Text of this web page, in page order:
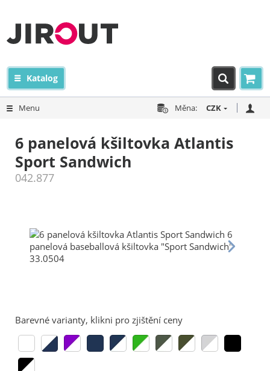
Katalog
Menu Měna: CZK
6 panelová kšiltovka Atlantis
Sport Sandwich
042.877
Barevné varianty, klikni pro zjištění ceny